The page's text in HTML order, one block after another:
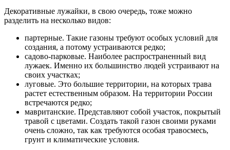
Декоративные лужайки, в свою очередь, тоже можно
разделить на несколько видов:
партерные. Такие газоны требуют особых условий для
создания, а потому устраиваются редко;
садово-парковые. Наиболее распространенный вид
лужаек. Именно их большинство людей устраивают на
своих участках;
луговые. Это большие территории, на которых трава
растет естественным образом. На территории России
встречаются редко;
мавританские. Представляют собой участок, покрытый
травой с цветами. Создать такой газон своими руками
очень сложно, так как требуются особая травосмесь,
грунт и климатические условия.